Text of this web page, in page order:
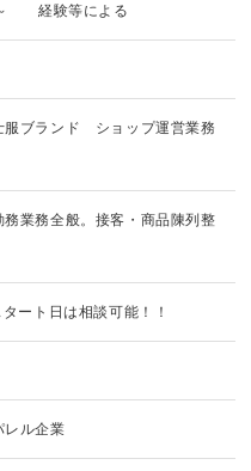
～ 経験等による
服ブランド ショップ運営業務
業務全般。接客・商品陳列整
ート日は相談可能！！
レル企業